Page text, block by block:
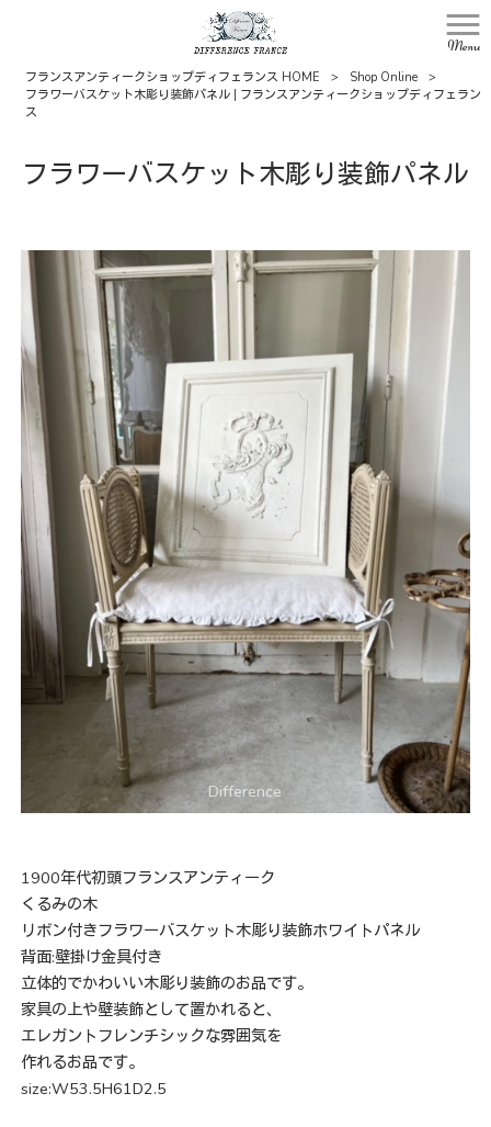
Menu
フランスアンティークショップディフェランス HOME > Shop Online
>
フラワーバスケット木彫り装飾パネル | フランスアンティークショップディフェラン
ス
フラワーバスケット木彫り装飾パネル
1900年代初頭フランスアンティーク
くるみの木
リボン付きフラワーバスケット木彫り装飾ホワイトパネル
背面:壁掛け金具付き
立体的でかわいい木彫り装飾のお品です。
家具の上や壁装飾として置かれると、
エレガントフレンチシックな雰囲気を
作れるお品です。
size:W53.5H61D2.5